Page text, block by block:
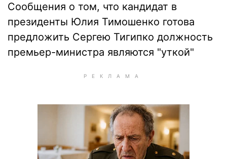
Сообщения о том, что кандидат в
президенты Юлия Тимошенко готова
предложить Сергею Тигипко должность
премьер-министра являются "уткой"